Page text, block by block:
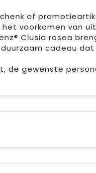
of
voorkomen van
Clusia rosea
cadeau
de gewenste